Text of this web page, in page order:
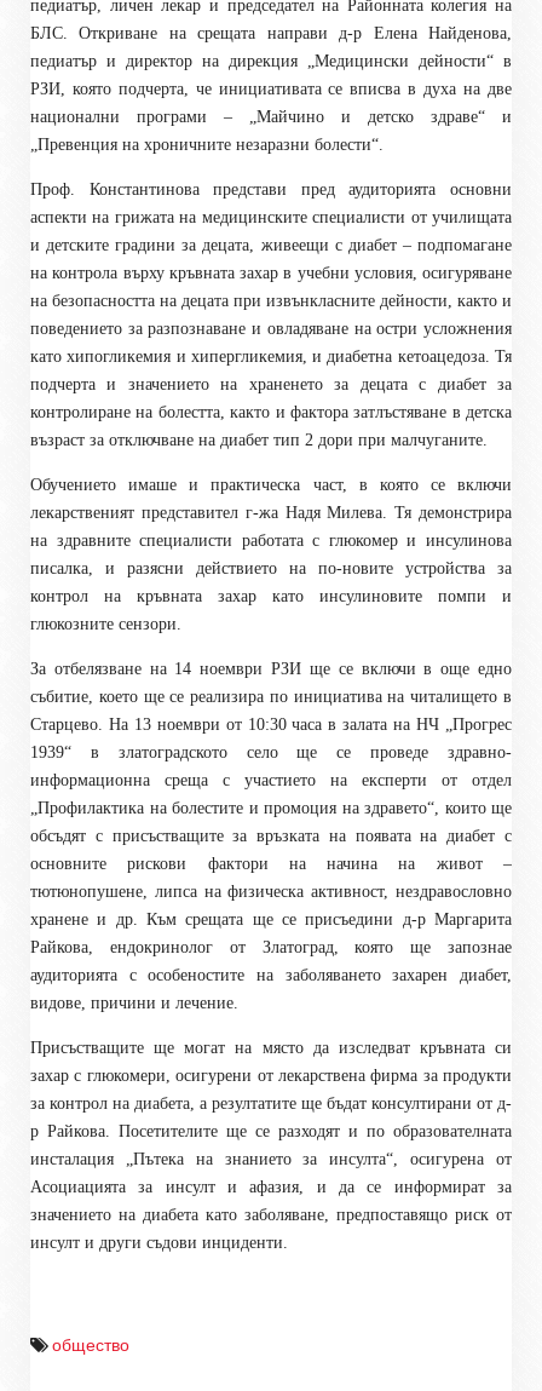
педиатър, личен лекар и председател на Районната колегия на
БЛС. Откриване на срещата направи д-р Елена Найденова,
педиатър и директор на дирекция „Медицински дейности“ в
РЗИ, която подчерта, че инициативата се вписва в духа на две
национални програми – „Майчино и детско здраве“ и
„Превенция на хроничните незаразни болести“.
Проф. Константинова представи пред аудиторията основни
аспекти на грижата на медицинските специалисти от училищата
и детските градини за децата, живеещи с диабет – подпомагане
на контрола върху кръвната захар в учебни условия, осигуряване
на безопасността на децата при извънкласните дейности, както и
поведението за разпознаване и овладяване на остри усложнения
като хипогликемия и хипергликемия, и диабетна кетоацедоза. Тя
подчерта и значението на храненето за децата с диабет за
контролиране на болестта, както и фактора затлъстяване в детска
възраст за отключване на диабет тип 2 дори при малчуганите.
Обучението имаше и практическа част, в която се включи
лекарственият представител г-жа Надя Милева. Тя демонстрира
на здравните специалисти работата с глюкомер и инсулинова
писалка, и разясни действието на по-новите устройства за
контрол на кръвната захар като инсулиновите помпи и
глюкозните сензори.
За отбелязване на 14 ноември РЗИ ще се включи в още едно
събитие, което ще се реализира по инициатива на читалището в
Старцево. На 13 ноември от 10:30 часа в залата на НЧ „Прогрес
1939“ в златоградското село ще се проведе здравно-
информационна среща с участието на експерти от отдел
„Профилактика на болестите и промоция на здравето“, които ще
обсъдят с присъстващите за връзката на появата на диабет с
основните рискови фактори на начина на живот –
тютюнопушене, липса на физическа активност, нездравословно
хранене и др. Към срещата ще се присъедини д-р Маргарита
Райкова, ендокринолог от Златоград, която ще запознае
аудиторията с особеностите на заболяването захарен диабет,
видове, причини и лечение.
Присъстващите ще могат на място да изследват кръвната си
захар с глюкомери, осигурени от лекарствена фирма за продукти
за контрол на диабета, а резултатите ще бъдат консултирани от д-
р Райкова. Посетителите ще се разходят и по образователната
инсталация „Пътека на знанието за инсулта“, осигурена от
Асоциацията за инсулт и афазия, и да се информират за
значението на диабета като заболяване, предпоставящо риск от
инсулт и други съдови инциденти.
общество